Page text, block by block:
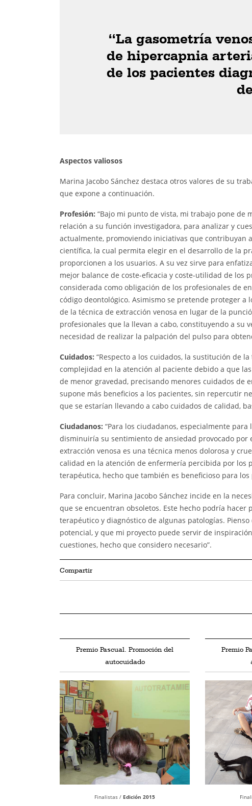
“La gasometría
de hipercapnia
de los pacientes
Aspectos valiosos
Marina Jacobo Sánchez destaca otros valores de su
que expone a continuación.
Profesión: “Bajo mi punto de vista, mi trabajo pone de
relación a su función investigadora, para analizar y
actualmente, promoviendo iniciativas que contribuyan
científica, la cual permita elegir en el desarrollo de la
proporcionen a los usuarios. A su vez sirve para
mejor balance de coste-eficacia y coste-utilidad de los
considerada como obligación de los profesionales de
código deontológico. Asimismo se pretende proteger
de la técnica de extracción venosa en lugar de la
profesionales que la llevan a cabo, constituyendo a
necesidad de realizar la palpación del pulso para
Cuidados: “Respecto a los cuidados, la sustitución de
complejidad en la atención al paciente debido a que
de menor gravedad, precisando menores cuidados de
supone más beneficios a los pacientes, sin repercutir
que se estarían llevando a cabo cuidados de calidad,
Ciudadanos: “Para los ciudadanos, especialmente
disminuiría su sentimiento de ansiedad provocado
extracción venosa es una técnica menos dolorosa y
calidad en la atención de enfermería percibida por los
terapéutica, hecho que también es beneficioso para
Para concluir, Marina Jacobo Sánchez incide en la
que se encuentran obsoletos. Este hecho podría
terapéutico y diagnóstico de algunas patologías.
potencial, y que mi proyecto puede servir de
cuestiones, hecho que considero necesario”.
Compartir
Premio Pascual. Promoción del
autocuidado
Finalistas / Edición 2015
Premio